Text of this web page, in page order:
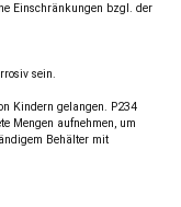
Einschränkungen bzgl. der
sein.
Kindern gelangen. P234
Mengen aufnehmen, um
Behälter mit